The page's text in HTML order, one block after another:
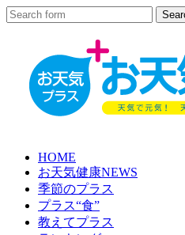
HOME
お天気健康NEWS
季節のプラス
プラス“食”
教えてプラス